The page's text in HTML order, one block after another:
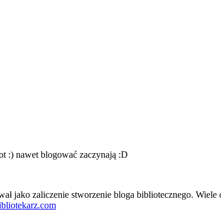
:) nawet blogować zaczynają :D
jako zaliczenie stworzenie bloga bibliotecznego.